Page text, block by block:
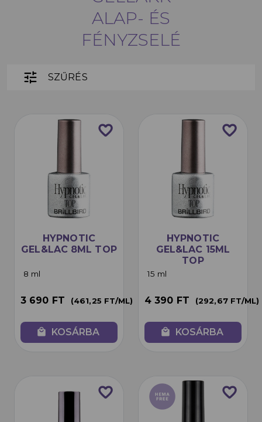
ALAP- ÉS
FÉNYZSELÉ
tune SZŰRÉS
favorite_border
HYPNOTIC
GEL&LAC 8ML TOP
8 ml
3 690 FT (461,25 FT/ML)
local_mall KOSÁRBA
favorite_border
HYPNOTIC
GEL&LAC 15ML
TOP
15 ml
4 390 FT (292,67 FT/ML)
local_mall KOSÁRBA
favorite_border favorite_border